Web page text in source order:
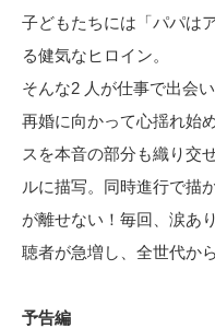
子どもたちには「パパは
る健気なヒロイン。
そんな2 人が仕事で出会
再婚に向かって心揺れ始
スを本音の部分も織り交
ルに描写。同時進行で描
が離せない！毎回、涙あ
聴者が急増し、全世代か
予告編